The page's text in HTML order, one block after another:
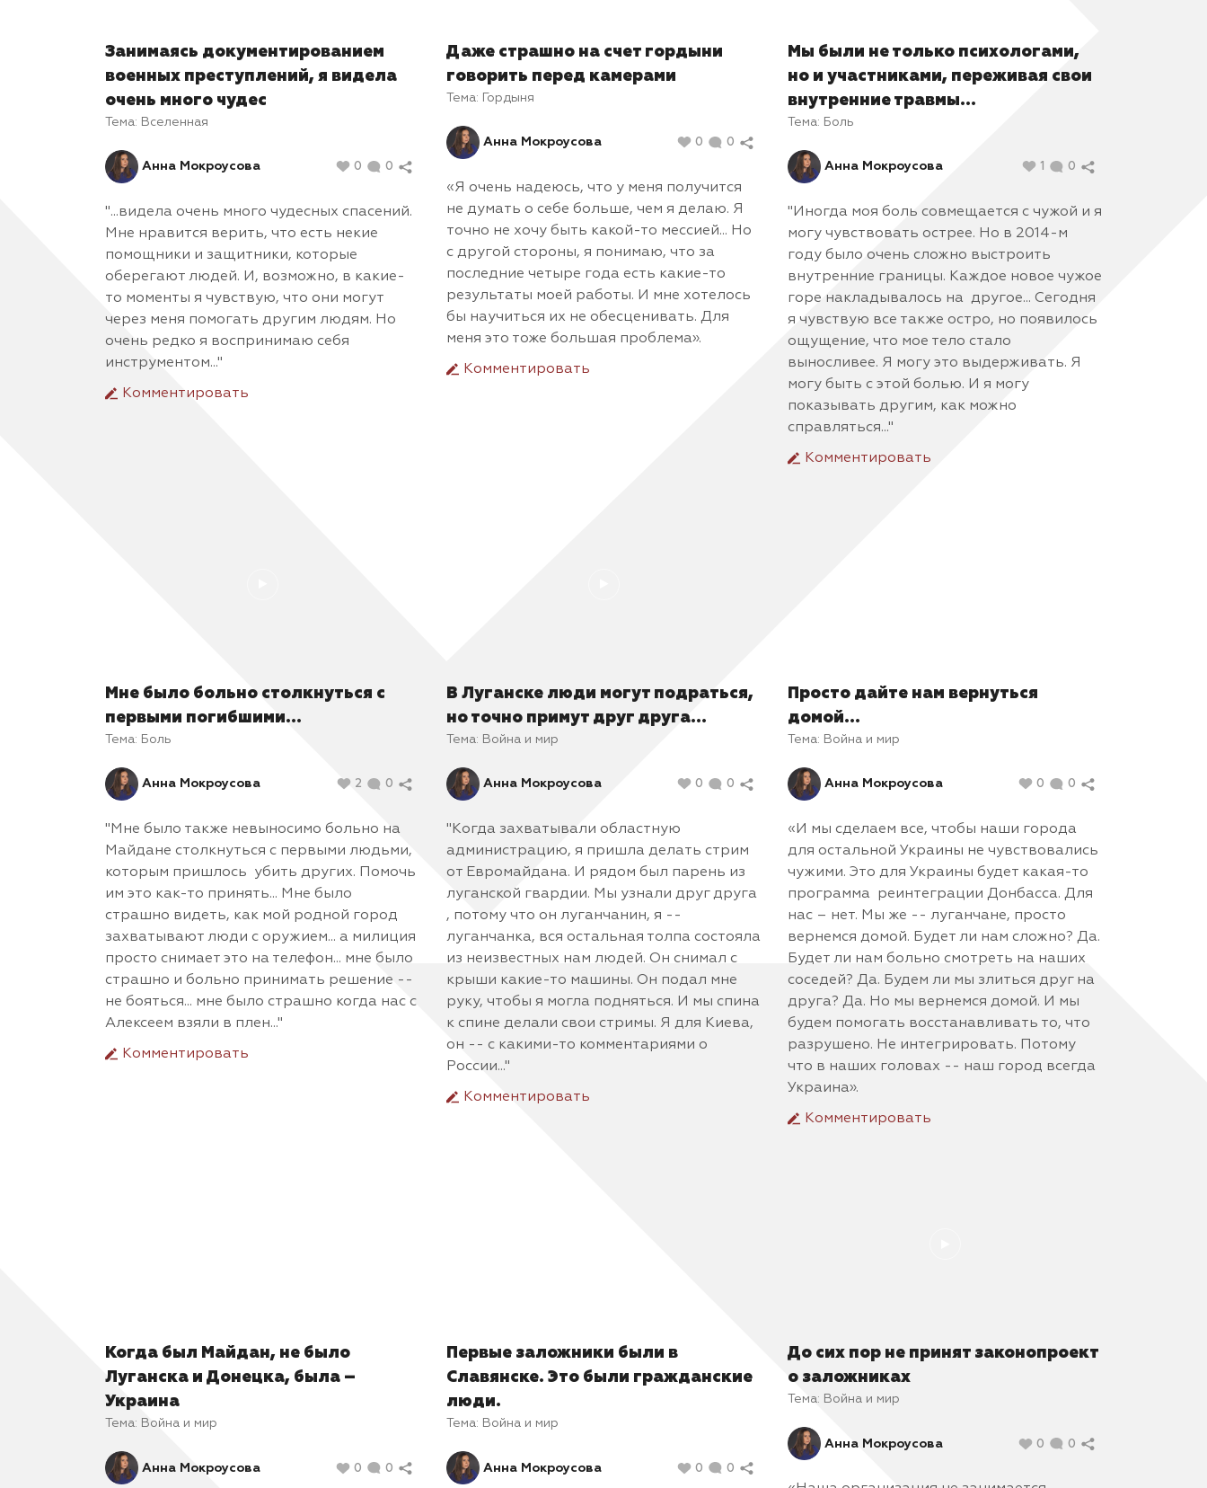
Занимаясь документированием
военных преступлений, я видела
очень много чудес
Тема: Вселенная
Анна Мокроусова 0 0
"...видела очень много чудесных спасений.
Мне нравится верить, что есть некие
помощники и защитники, которые
оберегают людей. И, возможно, в какие-
то моменты я чувствую, что они могут
через меня помогать другим людям. Но
очень редко я воспринимаю себя
инструментом..."
Комментировать
Даже страшно на счет гордыни
говорить перед камерами
Тема: Гордыня
Анна Мокроусова 0 0
«Я очень надеюсь, что у меня получится
не думать о себе больше, чем я делаю. Я
точно не хочу быть какой-то мессией... Но
с другой стороны, я понимаю, что за
последние четыре года есть какие-то
результаты моей работы. И мне хотелось
бы научиться их не обесценивать. Для
меня это тоже большая проблема».
Комментировать
Мы были не только психологами,
но и участниками, переживая свои
внутренние травмы...
Тема: Боль
Анна Мокроусова 1 0
"Иногда моя боль совмещается с чужой и я
могу чувствовать острее. Но в 2014-м
году было очень сложно выстроить
внутренние границы. Каждое новое чужое
горе накладывалось на другое... Сегодня
я чувствую все также остро, но появилось
ощущение, что мое тело стало
выносливее. Я могу это выдерживать. Я
могу быть с этой болью. И я могу
показывать другим, как можно
справляться..."
Комментировать
Мне было больно столкнуться с
первыми погибшими...
Тема: Боль
Анна Мокроусова 2 0
"Мне было также невыносимо больно на
Майдане столкнуться с первыми людьми,
которым пришлось убить других. Помочь
им это как-то принять... Мне было
страшно видеть, как мой родной город
захватывают люди с оружием... а милиция
просто снимает это на телефон... мне было
страшно и больно принимать решение --
не бояться... мне было страшно когда нас с
Алексеем взяли в плен..."
Комментировать
В Луганске люди могут подраться,
но точно примут друг друга...
Тема: Война и мир
Анна Мокроусова 0 0
"Когда захватывали областную
администрацию, я пришла делать стрим
от Евромайдана. И рядом был парень из
луганской гвардии. Мы узнали друг друга
, потому что он луганчанин, я --
луганчанка, вся остальная толпа состояла
из неизвестных нам людей. Он снимал с
крыши какие-то машины. Он подал мне
руку, чтобы я могла подняться. И мы спина
к спине делали свои стримы. Я для Киева,
он -- с какими-то комментариями о
России..."
Комментировать
Просто дайте нам вернуться
домой...
Тема: Война и мир
Анна Мокроусова 0 0
«И мы сделаем все, чтобы наши города
для остальной Украины не чувствовались
чужими. Это для Украины будет какая-то
программа реинтеграции Донбасса. Для
нас – нет. Мы же -- луганчане, просто
вернемся домой. Будет ли нам сложно? Да.
Будет ли нам больно смотреть на наших
соседей? Да. Будем ли мы злиться друг на
друга? Да. Но мы вернемся домой. И мы
будем помогать восстанавливать то, что
разрушено. Не интегрировать. Потому
что в наших головах -- наш город всегда
Украина».
Комментировать
Когда был Майдан, не было
Луганска и Донецка, была –
Украина
Тема: Война и мир
Анна Мокроусова 0 0
Первые заложники были в
Славянске. Это были гражданские
люди.
Тема: Война и мир
Анна Мокроусова 0 0
До сих пор не принят законопроект
о заложниках
Тема: Война и мир
Анна Мокроусова 0 0